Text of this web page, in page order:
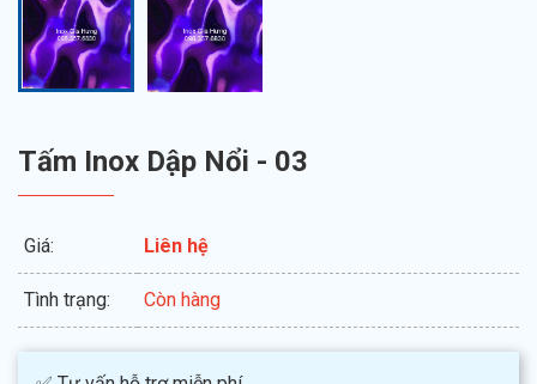
Tấm Inox Dập Nổi - 03
Giá: Liên hệ
Tình trạng: Còn hàng